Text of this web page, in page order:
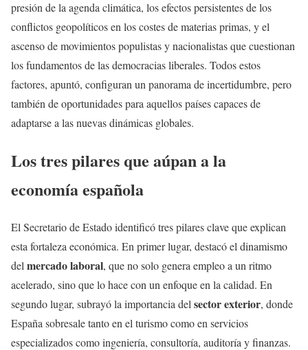
presión de la agenda climática, los efectos persistentes de los
conflictos geopolíticos en los costes de materias primas, y el
ascenso de movimientos populistas y nacionalistas que cuestionan
los fundamentos de las democracias liberales. Todos estos
factores, apuntó, configuran un panorama de incertidumbre, pero
también de oportunidades para aquellos países capaces de
adaptarse a las nuevas dinámicas globales.
Los tres pilares que aúpan a la
economía española
El Secretario de Estado identificó tres pilares clave que explican
esta fortaleza económica. En primer lugar, destacó el dinamismo
del mercado laboral, que no solo genera empleo a un ritmo
acelerado, sino que lo hace con un enfoque en la calidad. En
segundo lugar, subrayó la importancia del sector exterior, donde
España sobresale tanto en el turismo como en servicios
especializados como ingeniería, consultoría, auditoría y finanzas.